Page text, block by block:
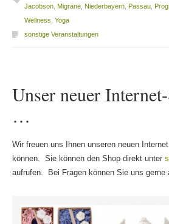
Jacobson, Migräne, Niederbayern, Passau,
Wellness Yoga
sonstige Veranstaltungen
Unser neuer
…
Wir freuen uns Ihnen unseren neuen
können. Sie können den Shop direkt unter
aufrufen. Bei Fragen können Sie uns gerne